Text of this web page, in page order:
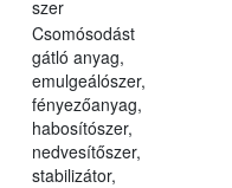
szer
Csomósodást
gátló anyag,
emulgeálószer,
fényezőanyag,
habosítószer,
nedvesítőszer,
stabilizátor,